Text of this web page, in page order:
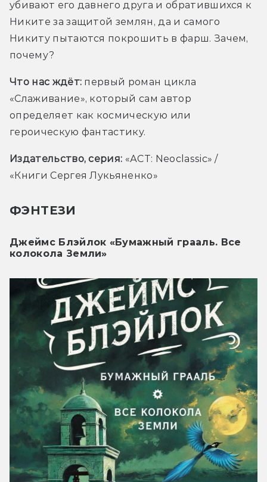
убивают его давнего друга и обратившихся к
Никите за защитой землян, да и самого
Никиту пытаются покрошить в фарш. Зачем,
почему?
Что нас ждёт: первый роман цикла
«Слаживание», который сам автор
определяет как космическую или
героическую фантастику.
Издательство, серия: «АСТ: Neoclassic» /
«Книги Сергея Лукьяненко»
ФЭНТЕЗИ
Джеймс Блэйлок «Бумажный грааль. Все
колокола Земли»